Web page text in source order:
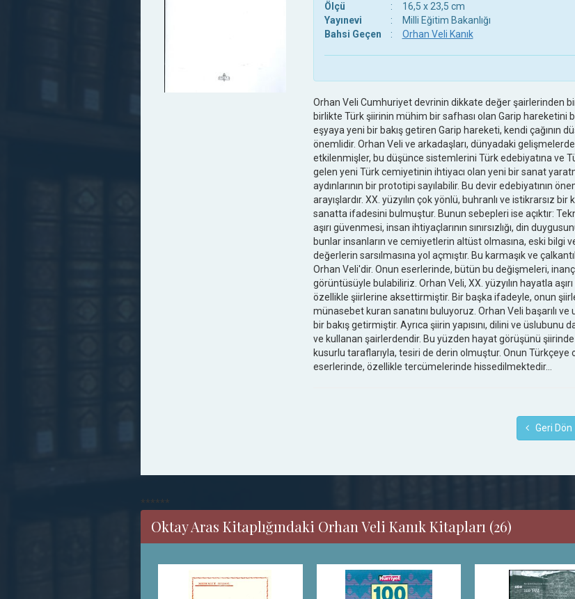
Ölçü
:
16,5 x 23,5 cm
Yayınevi
:
Milli Eğitim Bakanlığı
Bahsi Geçen
: Orhan Veli Kanık
Orhan Veli Cumhuriyet devrinin dikkate değer şairlerinden
birlikte Türk şiirinin mühim bir safhası olan Garip hareketini
eşyaya yeni bir bakış getiren Garip hareketi, kendi çağının
önemlidir. Orhan Veli ve arkadaşları, dünyadaki
etkilenmişler, bu düşünce sistemlerini Türk edebiyatına ve
gelen yeni Türk cemiyetinin ihtiyacı olan yeni bir sanat
aydınlarının bir prototipi sayılabilir. Bu devir edebiyatının
arayışlardır. XX. yüzyılın çok yönlü, buhranlı ve istikrarsız
sanatta ifadesini bulmuştur. Bunun sebepleri ise açıktır:
aşırı güvenmesi, insan ihtiyaçlarının sınırsızlığı, din
bunlar insanların ve cemiyetlerin altüst olmasına, eski bilgi
değerlerin sarsılmasına yol açmıştır. Bu karmaşık ve
Orhan Veli'dir. Onun eserlerinde, bütün bu değişmeleri,
görüntüsüyle bulabiliriz. Orhan Veli, XX. yüzyılın hayatla
özellikle şiirlerine aksettirmiştir. Bir başka ifadeyle, onun
münasebet kuran sanatını buluyoruz. Orhan Veli başarılı
bir bakış getirmiştir. Ayrıca şiirin yapısını, dilini ve
ve kullanan şairlerdendir. Bu yüzden hayat görüşünü
kusurlu taraflarıyla, tesiri de derin olmuştur. Onun
eserlerinde, özellikle tercümelerinde hissedilmektedir…
Geri Dön
******
Oktay Aras Kitaplığındaki Orhan Veli Kanık Kitapları (26)